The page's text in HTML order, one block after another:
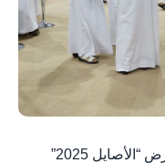
الشارقة في 28 سبتمبر/ وام/ يشهد معرض “الأصايل 2025”